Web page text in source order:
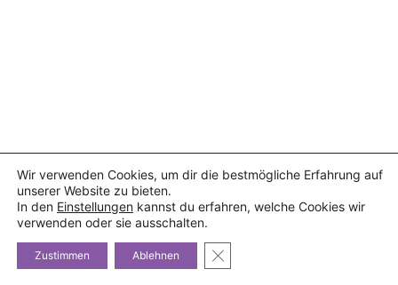
Wir verwenden Cookies, um dir die bestmögliche Erfahrung auf
unserer Website zu bieten.
In den Einstellungen kannst du erfahren, welche Cookies wir
verwenden oder sie ausschalten.
Zustimmen Ablehnen GDPR Cookie-Banner schließen